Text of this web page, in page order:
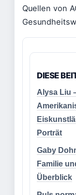
Quellen von
DIESE
Alysa Liu
Porträt
Gaby
Familie
Überblick